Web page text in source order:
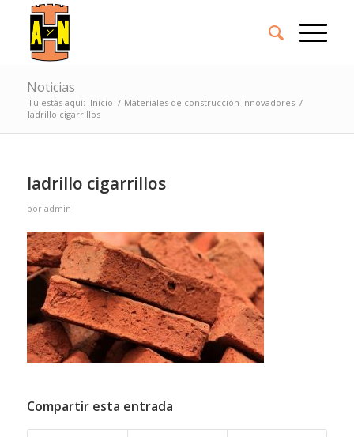
Noticias
Tú estás aquí: Inicio / Materiales de construcción innovadores /
ladrillo cigarrillos
ladrillo cigarrillos
por admin
Compartir esta entrada